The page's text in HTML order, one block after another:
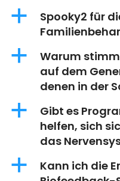
a
Spooky2 für
a
Warum
auf dem
denen in der
a
Gibt es
helfen, sich
das
a
Kann ich die